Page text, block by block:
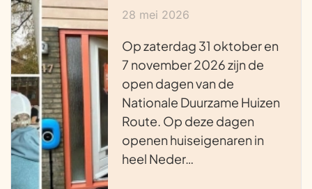
28 mei 2026
Op zaterdag 31 oktober en
7 november 2026 zijn de
open dagen van de
Nationale Duurzame Huizen
Route. Op deze dagen
openen huiseigenaren in
heel Neder…